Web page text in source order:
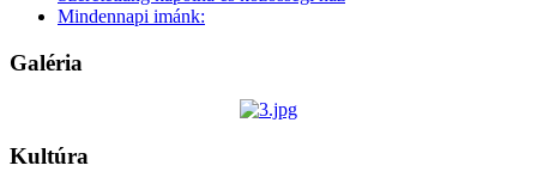
Mindennapi imánk:
Galéria
Kultúra